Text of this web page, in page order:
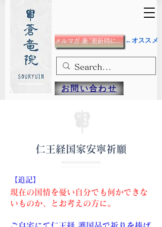
メルマガ 兼 ”更新時にメール”希望の方 ←オススメ
お問い合わせ
仁王経国家安寧祈願
【追記】
現在の国情を憂い自分でも何かできな
いものか、とお考えの方に。